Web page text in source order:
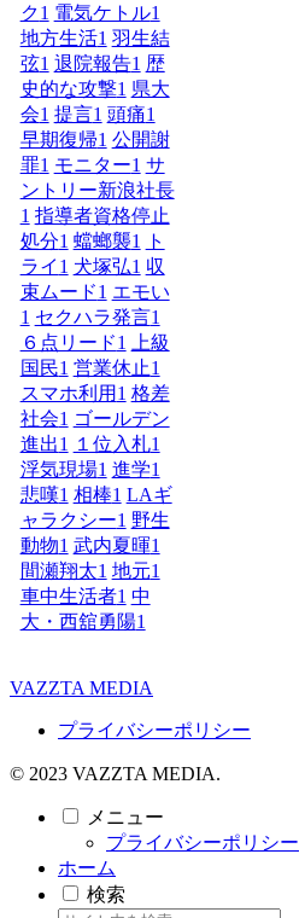
ク1 電気ケトル1
地方生活1 羽生結
弦1 退院報告1 歴
史的な攻撃1 県大
会1 提言1 頭痛1
早期復帰1 公開謝
罪1 モニター1 サ
ントリー新浪社長
1 指導者資格停止
処分1 蟷螂襲1
ト
ライ 1 犬塚弘1 収
束ムード1 エモい
1 セクハラ発言1
６点リード1
上級
国民1 営業休止1
スマホ利用 1 格差
社会1 ゴールデン
進出1 １位入札1
浮気現場1 進学1
悲嘆1 相棒1 LAギ
ャラクシー1 野生
動物1 武内夏暉1
間瀬翔太1 地元1
車中生活者1 中
大・西舘勇陽1
VAZZTA MEDIA
プライバシーポリシー
© 2023 VAZZTA MEDIA.
メニュー
プライバシーポリシー
ホーム
検索